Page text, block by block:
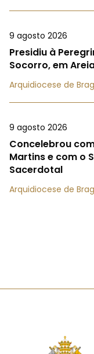
9 agosto 2026
Presidiu à
Socorro, em
Arquidiocese de
9 agosto 2026
Concelebrou
Martins e com o
Sacerdotal
Arquidiocese de